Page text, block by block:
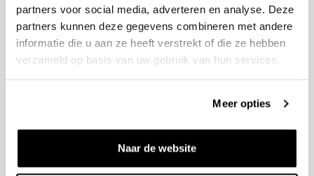
partners voor social media, adverteren en analyse. Deze
partners kunnen deze gegevens combineren met andere
informatie die u aan ze heeft verstrekt of die ze hebben
verzameld op basis van uw gebruik van hun services.
Meer opties
Naar de website
Contact Formulier
Open 11:00 - 21:00
OPENINGSTIJDEN
Over ons